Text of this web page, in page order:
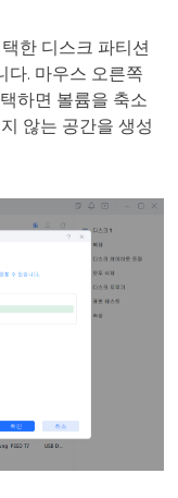
한 디스크 파티션
다. 마우스 오른쪽
하면 볼륨을 축소
않는 공간을 생성